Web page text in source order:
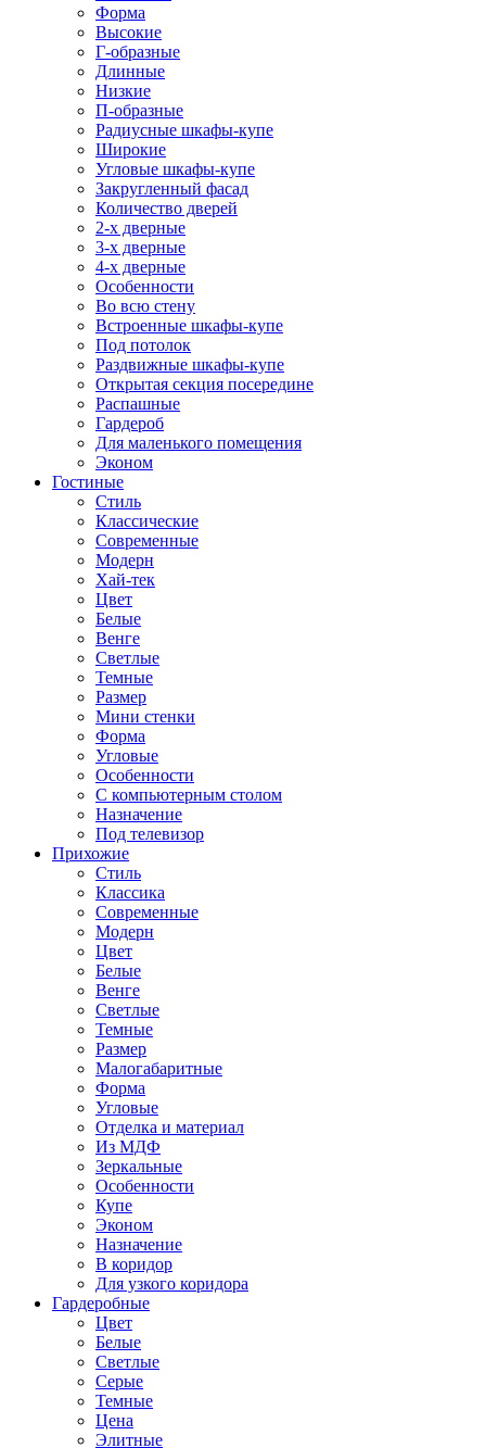
Форма
Высокие
Г-образные
Длинные
Низкие
П-образные
Радиусные шкафы-купе
Широкие
Угловые шкафы-купе
Закругленный фасад
Количество дверей
2-х дверные
3-х дверные
4-х дверные
Особенности
Во всю стену
Встроенные шкафы-купе
Под потолок
Раздвижные шкафы-купе
Открытая секция посередине
Распашные
Гардероб
Для маленького помещения
Эконом
Гостиные
Стиль
Классические
Современные
Модерн
Хай-тек
Цвет
Белые
Венге
Светлые
Темные
Размер
Мини стенки
Форма
Угловые
Особенности
С компьютерным столом
Назначение
Под телевизор
Прихожие
Стиль
Классика
Современные
Модерн
Цвет
Белые
Венге
Светлые
Темные
Размер
Малогабаритные
Форма
Угловые
Отделка и материал
Из МДФ
Зеркальные
Особенности
Купе
Эконом
Назначение
В коридор
Для узкого коридора
Гардеробные
Цвет
Белые
Светлые
Серые
Темные
Цена
Элитные